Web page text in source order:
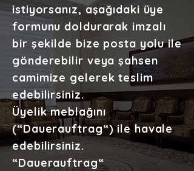
istiyorsanız, aşağıdaki üye
formunu doldurarak imzalı
bir şekilde bize posta yolu ile
gönderebilir veya şahsen
camimize gelerek teslim
edebilirsiniz.
Üyelik meblağını
(“Dauerauftrag“) ile havale
edebilirsiniz.
“Dauerauftrag“